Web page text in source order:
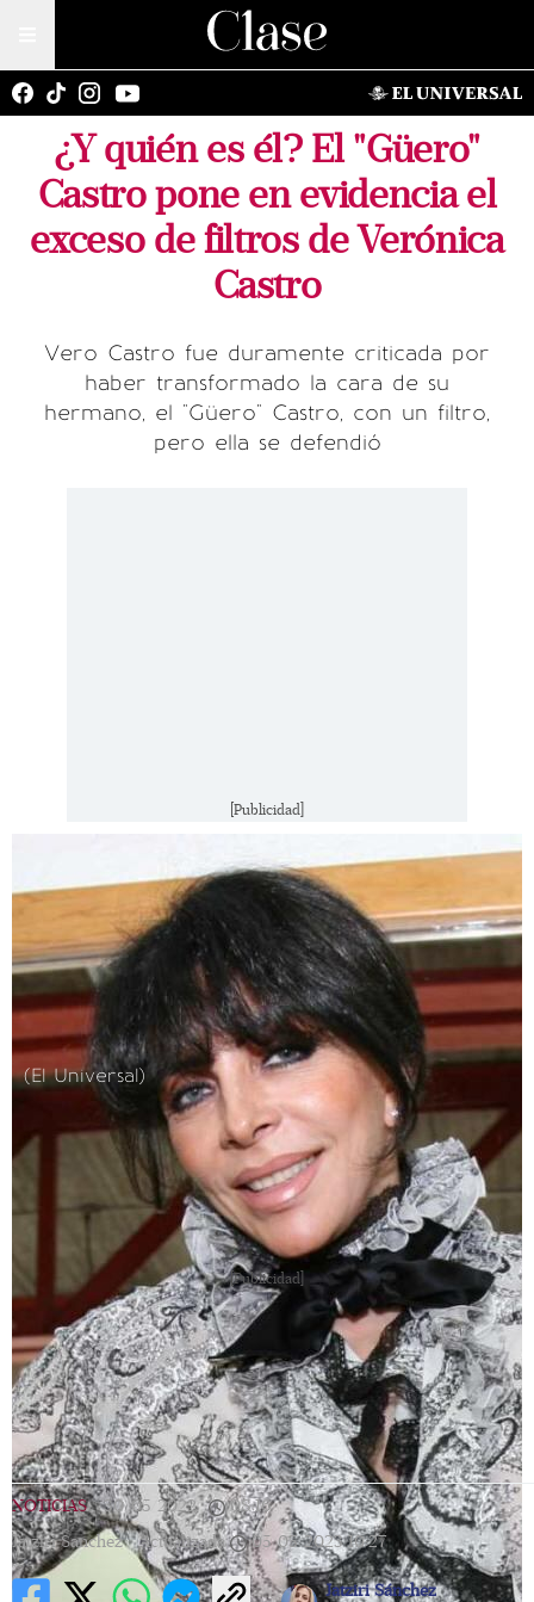
¿Y quién es él? El "Güero"
Castro pone en evidencia el
exceso de filtros de Verónica
Castro
Vero Castro fue duramente criticada por
haber transformado la cara de su
hermano, el "Güero" Castro, con un filtro,
pero ella se defendió
[Publicidad]
(El Universal)
[Publicidad]
NOTICIAS | 30/05/2022 | 08:16 |
Jatziri Sanchez | Actualizada 05/05/2023 10:27
Jatziri Sánchez